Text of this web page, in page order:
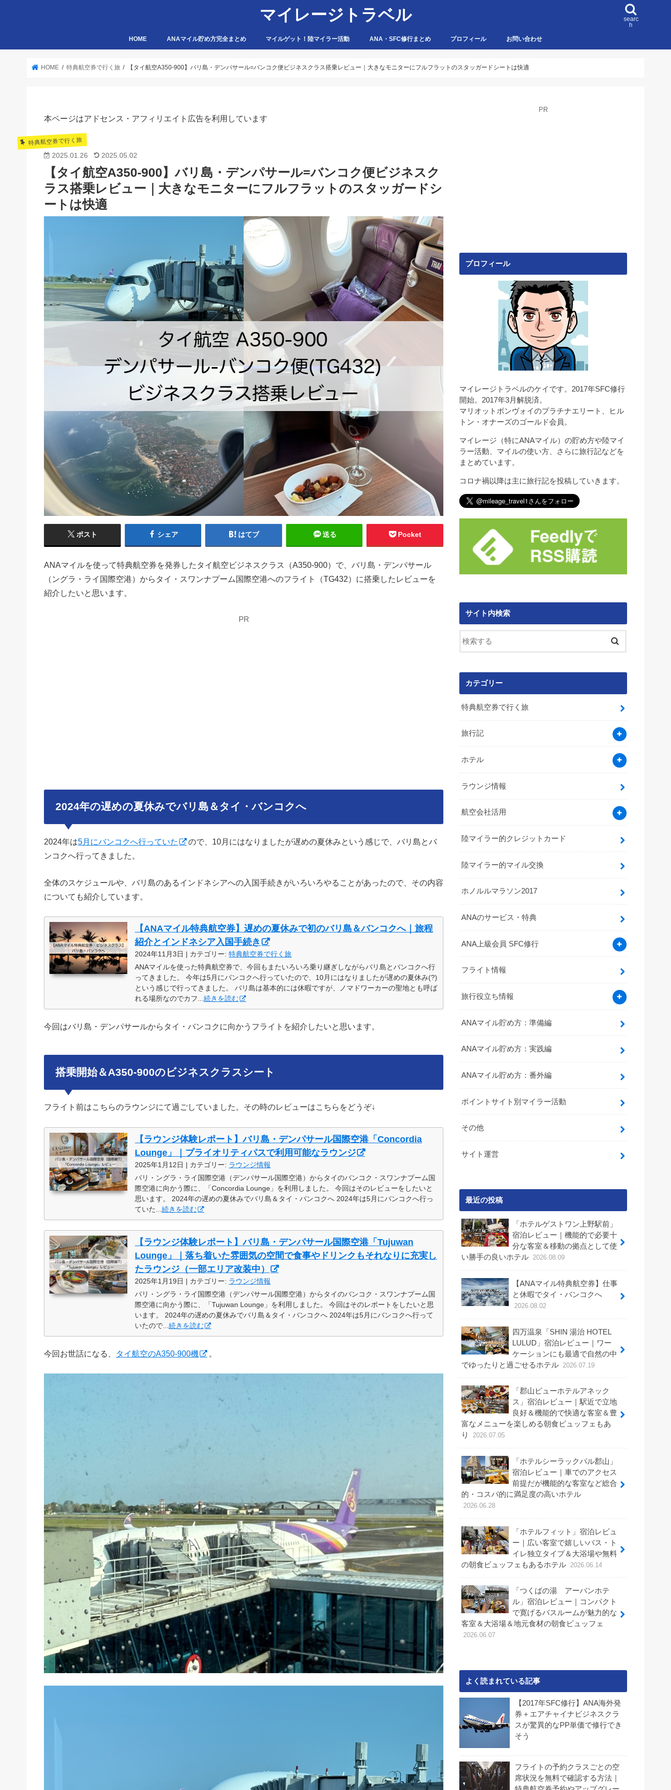
マイレージトラベル
searc
h
HOME ANAマイル貯め方完全まとめ マイルゲット！陸マイラー活動 ANA・SFC修行まとめ プロフィール お問い合わせ
HOME 特典航空券で行く旅 【タイ航空A350-900】バリ島・デンパサール=バンコク便ビジネスクラス搭乗レビュー｜大きなモニターにフルフラットのスタッガードシートは快適
本ページはアドセンス・アフィリエイト広告を利用しています
特典航空券で行く旅
2025.01.26 2025.05.02
【タイ航空A350-900】バリ島・デンパサール=バンコク便ビジネスク
ラス搭乗レビュー｜大きなモニターにフルフラットのスタッガードシ
ートは快適
ポスト シェア はてブ 送る Pocket
ANAマイルを使って特典航空券を発券したタイ航空ビジネスクラス（A350-900）で、バリ島・デンパサール
（ングラ・ライ国際空港）からタイ・スワンナプーム国際空港へのフライト（TG432）に搭乗したレビューを
紹介したいと思います。
PR
2024年の遅めの夏休みでバリ島＆タイ・バンコクへ
2024年は5月にバンコクへ行っていた
ので、10月にはなりましたが遅めの夏休みという感じで、バリ島とバ
ンコクへ行ってきました。
全体のスケジュールや、バリ島のあるインドネシアへの入国手続きがいろいろやることがあったので、その内容
についても紹介しています。
【ANAマイル特典航空券】遅めの夏休みで初のバリ島＆バンコクへ｜旅程
紹介とインドネシア入国手続き
2024年11月3日 | カテゴリー:特典航空券で行く旅
ANAマイルを使った特典航空券で、今回もまたいろいろ乗り継ぎしながらバリ島とバンコクへ行
ってきました。 今年は5月にバンコクへ行っていたので、10月にはなりましたが遅めの夏休み(?)
という感じで行ってきました。 バリ島は基本的には休暇ですが、ノマドワーカーの聖地とも呼ば
れる場所なのでカフ...続きを読む
今回はバリ島・デンパサールからタイ・バンコクに向かうフライトを紹介したいと思います。
搭乗開始＆A350-900のビジネスクラスシート
フライト前はこちらのラウンジにて過ごしていました。その時のレビューはこちらをどうぞ↓
【ラウンジ体験レポート】バリ島・デンパサール国際空港「Concordia
Lounge」｜プライオリティパスで利用可能なラウンジ
2025年1月12日 | カテゴリー: ラウンジ情報
バリ・ングラ・ライ国際空港（デンパサール国際空港）からタイのバンコク・スワンナプーム国
際空港に向かう際に、「Concordia Lounge」を利用しました。 今回はそのレビューをしたいと
思います。 2024年の遅めの夏休みでバリ島＆タイ・バンコクへ 2024年は5月にバンコクへ行っ
ていた...続きを読む
【ラウンジ体験レポート】バリ島・デンパサール国際空港「Tujuwan
Lounge」｜落ち着いた雰囲気の空間で食事やドリンクもそれなりに充実し
たラウンジ（一部エリア改装中）
2025年1月19日 | カテゴリー: ラウンジ情報
バリ・ングラ・ライ国際空港（デンパサール国際空港）からタイのバンコク・スワンナプーム国
際空港に向かう際に、「Tujuwan Lounge」を利用しました。 今回はそのレポートをしたいと思
います。 2024年の遅めの夏休みでバリ島＆タイ・バンコクへ 2024年は5月にバンコクへ行って
いたので...続きを読む
今回お世話になる、 タイ航空のA350-900機 。
PR
プロフィール
マイレージトラベルのケイです。2017年SFC修行
開始。2017年3月解脱済。
マリオットボンヴォイのプラチナエリート、ヒル
トン・オナーズのゴールド会員。
マイレージ（特にANAマイル）の貯め方や陸マイ
ラー活動、マイルの使い方、さらに旅行記などを
まとめています。
コロナ禍以降は主に旅行記を投稿していきます。
サイト内検索
カテゴリー
特典航空券で行く旅
旅行記
ホテル
ラウンジ情報
航空会社活用
陸マイラー的クレジットカード
陸マイラー的マイル交換
ホノルルマラソン2017
ANAのサービス・特典
ANA上級会員 SFC修行
フライト情報
旅行役立ち情報
ANAマイル貯め方：準備編
ANAマイル貯め方：実践編
ANAマイル貯め方：番外編
ポイントサイト別マイラー活動
その他
サイト運営
最近の投稿
「ホテルゲストワン上野駅前」
宿泊レビュー｜機能的で必要十
分な客室＆移動の拠点として使
い勝手の良いホテル 2026.08.09
【ANAマイル特典航空券】仕事
と休暇でタイ・バンコクへ
2026.08.02
四万温泉「SHIN 湯治 HOTEL
LULUD」宿泊レビュー｜ワー
ケーションにも最適で自然の中
でゆったりと過ごせるホテル 2026.07.19
「郡山ビューホテルアネック
ス」宿泊レビュー｜駅近で立地
良好＆機能的で快適な客室＆豊
富なメニューを楽しめる朝食ビュッフェもあ
り
2026.07.05
「ホテルシーラックパル郡山」
宿泊レビュー｜車でのアクセス
前提だが機能的な客室など総合
的・コスパ的に満足度の高いホテル
2026.06.28
「ホテルフィット」宿泊レビュ
ー｜広い客室で嬉しいバス・ト
イレ独立タイプ＆大浴場や無料
の朝食ビュッフェもあるホテル 2026.06.14
「つくばの湯 アーバンホテ
ル」宿泊レビュー｜コンパクト
で寛げるバスルームが魅力的な
客室＆大浴場＆地元食材の朝食ビュッフェ
2026.06.07
よく読まれている記事
【2017年SFC修行】ANA海外発
券＋エアチャイナビジネスクラ
スが驚異的なPP単価で修行でき
そう
フライトの予約クラスごとの空
席状況を無料で確認する方法｜